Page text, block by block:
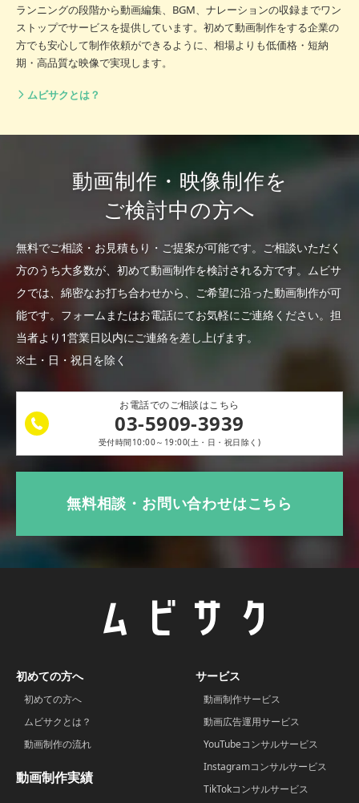
ランニングの段階から動画編集、BGM、ナレーションの収録までワン
ストップでサービスを提供しています。初めて動画制作をする企業の
方でも安心して制作依頼ができるように、相場よりも低価格・短納
期・高品質な映像で実現します。
ムビサクとは？
動画制作・映像制作を
ご検討中の方へ
無料でご相談・お見積もり・ご提案が可能です。
ご相談いただく
方のうち大多数が、初めて動画制作を検討される方です。
ムビサ
クでは、綿密なお打ち合わせから、ご希望に沿った動画制作が可
能です。 フォームまたはお電話にてお気軽にご連絡ください。 担
当者より1営業日以内にご連絡を差し上げます。
※土・日・祝日を除く
お電話でのご相談はこちら
03-5909-3939
受付時間10:00～19:00(土・日・祝日除く)
無料相談・お問い合わせはこちら
初めての方へ
初めての方へ
ムビサクとは？
動画制作の流れ
動画制作実績
サービス
動画制作サービス
動画広告運用サービス
YouTubeコンサルサービス
Instagramコンサルサービス
TikTokコンサルサービス